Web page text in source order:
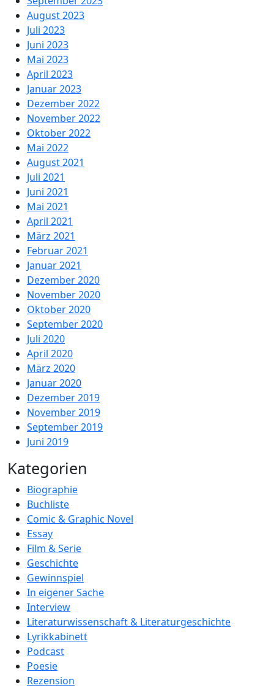
August 2023
Juli 2023
Juni 2023
Mai 2023
April 2023
Januar 2023
Dezember 2022
November 2022
Oktober 2022
Mai 2022
August 2021
Juli 2021
Juni 2021
Mai 2021
April 2021
März 2021
Februar 2021
Januar 2021
Dezember 2020
November 2020
Oktober 2020
September 2020
Juli 2020
April 2020
März 2020
Januar 2020
Dezember 2019
November 2019
September 2019
Juni 2019
Kategorien
Biographie
Buchliste
Comic & Graphic Novel
Essay
Film & Serie
Geschichte
Gewinnspiel
In eigener Sache
Interview
Literaturwissenschaft & Literaturgeschichte
Lyrikkabinett
Podcast
Poesie
Rezension